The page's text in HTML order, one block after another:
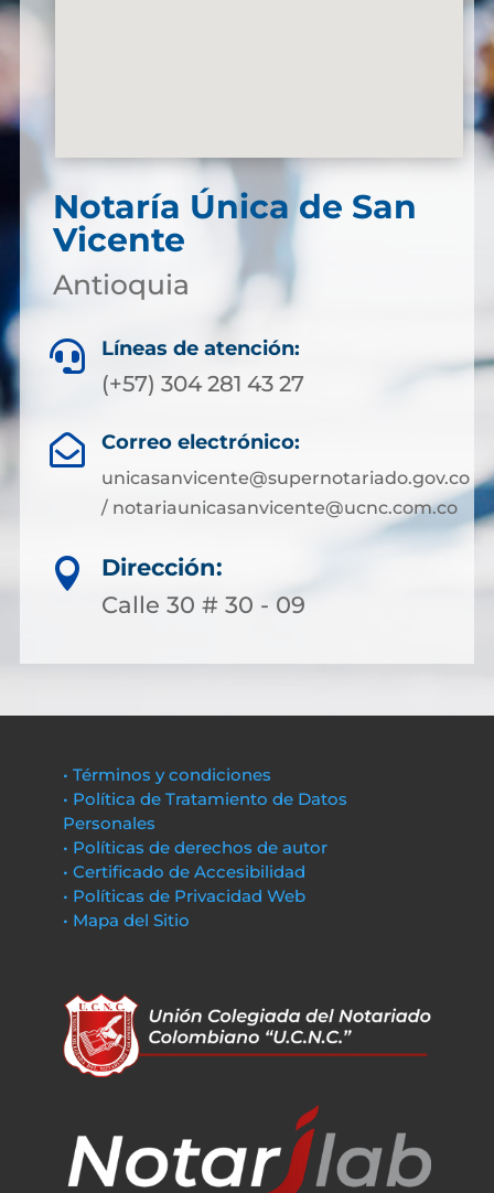
Notaría Única de San
Vicente
Antioquia
 Líneas de atención:
(+57) 304 281 43 27
 Correo electrónico:
unicasanvicente@supernotariado.gov.co
/ notariaunicasanvicente@ucnc.com.co

Dirección:
Calle 30 # 30 - 09
• Términos y condiciones
• Política de Tratamiento de Datos
Personales
• Políticas de derechos de autor
• Certificado de Accesibilidad
• Políticas de Privacidad Web
• Mapa del Sitio